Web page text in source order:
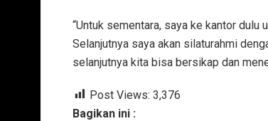
“Untuk sementara, saya ke kantor dulu
Selanjutnya saya akan silaturahmi
selanjutnya kita bisa bersikap dan
Post Views: 3,376
Bagikan ini :